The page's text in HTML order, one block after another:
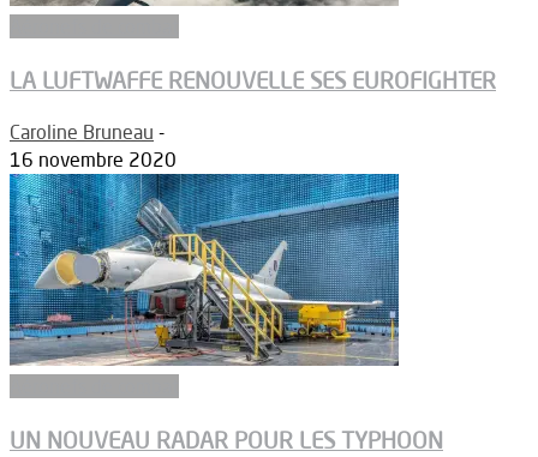
LA LUFTWAFFE RENOUVELLE SES EUROFIGHTER
Caroline Bruneau -
16 novembre 2020
UN NOUVEAU RADAR POUR LES TYPHOON